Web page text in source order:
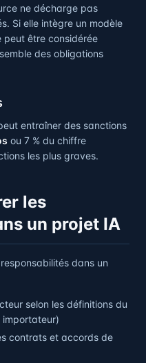
ne décharge pas
Si elle intègre un modèle
peut être considérée
des obligations
entraîner des sanctions
ou 7 % du chiffre
les plus graves.
les
un projet IA
dans un
selon les définitions du
importateur)
contrats et accords de